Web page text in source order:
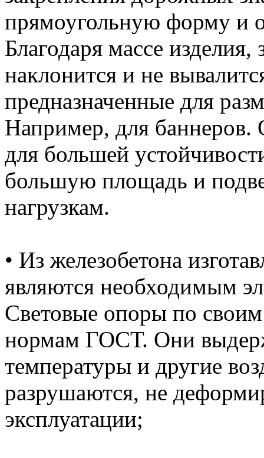
прямоугольную форму и
Благодаря массе изделия,
наклонится и не
предназначенные для
Например, для
для большей
большую площадь и
нагрузкам.
• Из железобетона
являются необходимым
Световые опоры по своим
нормам ГОСТ. Они
температуры и другие
разрушаются, не
эксплуатации;